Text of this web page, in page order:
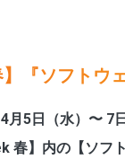
『ソフトウ
月5日（水）〜 7
春】内の【ソフ